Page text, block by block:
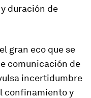
duración de
gran eco que se
comunicación de
incertidumbre
confinamiento y